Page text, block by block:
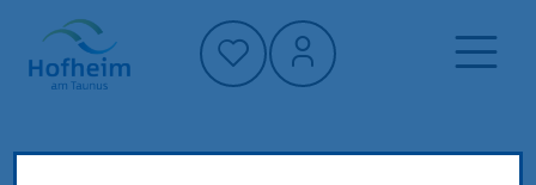
Startseite"